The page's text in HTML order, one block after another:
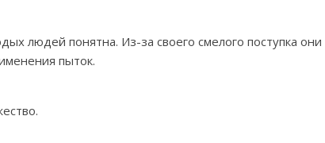
людей понятна. Из-за своего смелого поступка они
пыток.